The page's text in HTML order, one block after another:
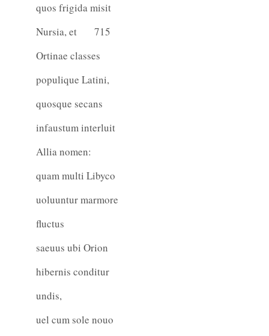
quos frigida misit
715
Nursia, et
Ortinae classes
populique Latini,
quosque secans
infaustum interluit
Allia nomen:
quam multi Libyco
uoluuntur marmore
fluctus
saeuus ubi Orion
hibernis conditur
undis,
uel cum sole nouo